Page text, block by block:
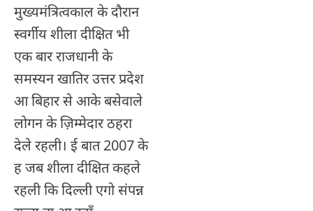
मुख्यमंत्रित्वकाल के दौरान
स्वर्गीय शीला दीक्षित भी
एक बार राजधानी के
समस्यन खातिर उत्तर प्रदेश
आ बिहार से आके बसेवाले
लोगन के ज़िम्मेदार ठहरा
देले रहली। ई बात 2007 के
ह जब शीला दीक्षित कहले
रहली कि दिल्ली एगो संपन्न